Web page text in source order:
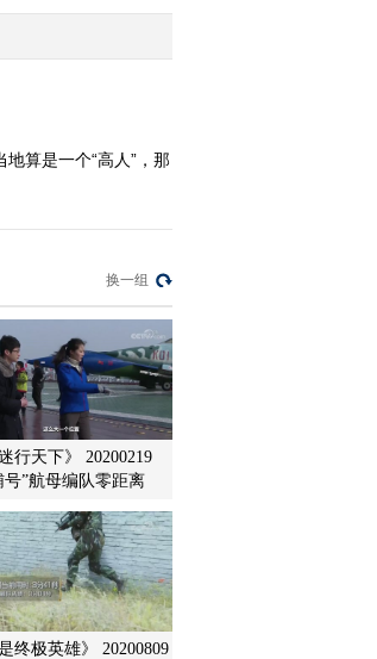
04-05 20:19:14
中国乡村行]美丽乡
02-28 21:55:58
中国乡村行]美丽乡
大年 走进江西丫山
02-27 21:08:59
06-25 04:08:42
毒日系列节目 山
的毒源
算是一个“高人”，那
换一组
迷行天下》 20200219
号”航母编队零距离
是终极英雄》 20200809